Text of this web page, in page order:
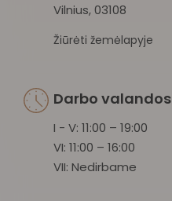
Vilnius, 03108
Žiūrėti žemėlapyje
Darbo valandos
I - V: 11:00 – 19:00
VI: 11:00 – 16:00
VII: Nedirbame